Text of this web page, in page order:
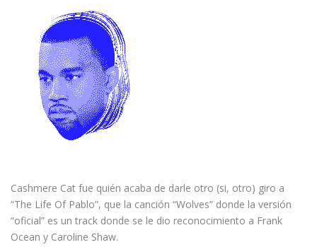
Cashmere Cat fue quién acaba de darle otro (si, otro) giro a
“The Life Of Pablo”, que la canción “Wolves” donde la versión
“oficial” es un track donde se le dio reconocimiento a Frank
Ocean y Caroline Shaw.